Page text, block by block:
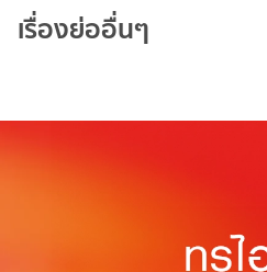
เรื่องย่ออื่นๆ